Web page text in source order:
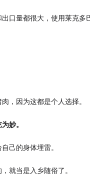
口量都很大，使用莱克多
，因为这都是个人选择。
妙。
己的身体埋雷。
就当是入乡随俗了。